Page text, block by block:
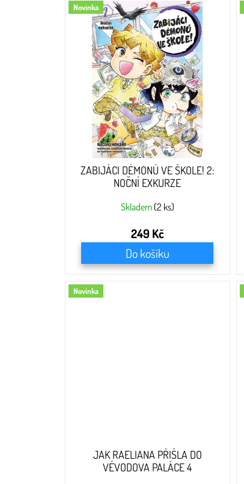
Novinka
ZABIJÁCI DÉMONŮ VE ŠKOLE! 2:
NOČNÍ EXKURZE
Skladem (2 ks)
249 Kč
Do košíku
Novinka
JAK RAELIANA PŘIŠLA DO
VÉVODOVA PALÁCE 4